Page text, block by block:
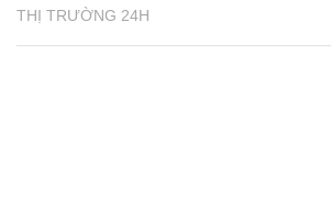
THỊ TRƯỜNG 24H